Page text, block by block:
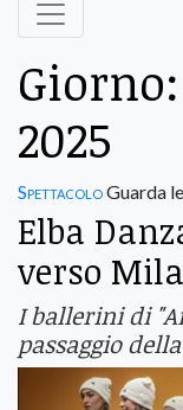
Giorno:
2025
SpettacoloGuarda
Elba
verso
I ballerini di
passaggio